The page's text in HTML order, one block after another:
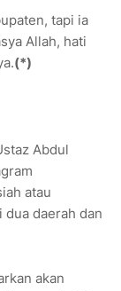
tapi ia
Allah, hati
(*)
Abdul
atau
dua daerah dan
akan